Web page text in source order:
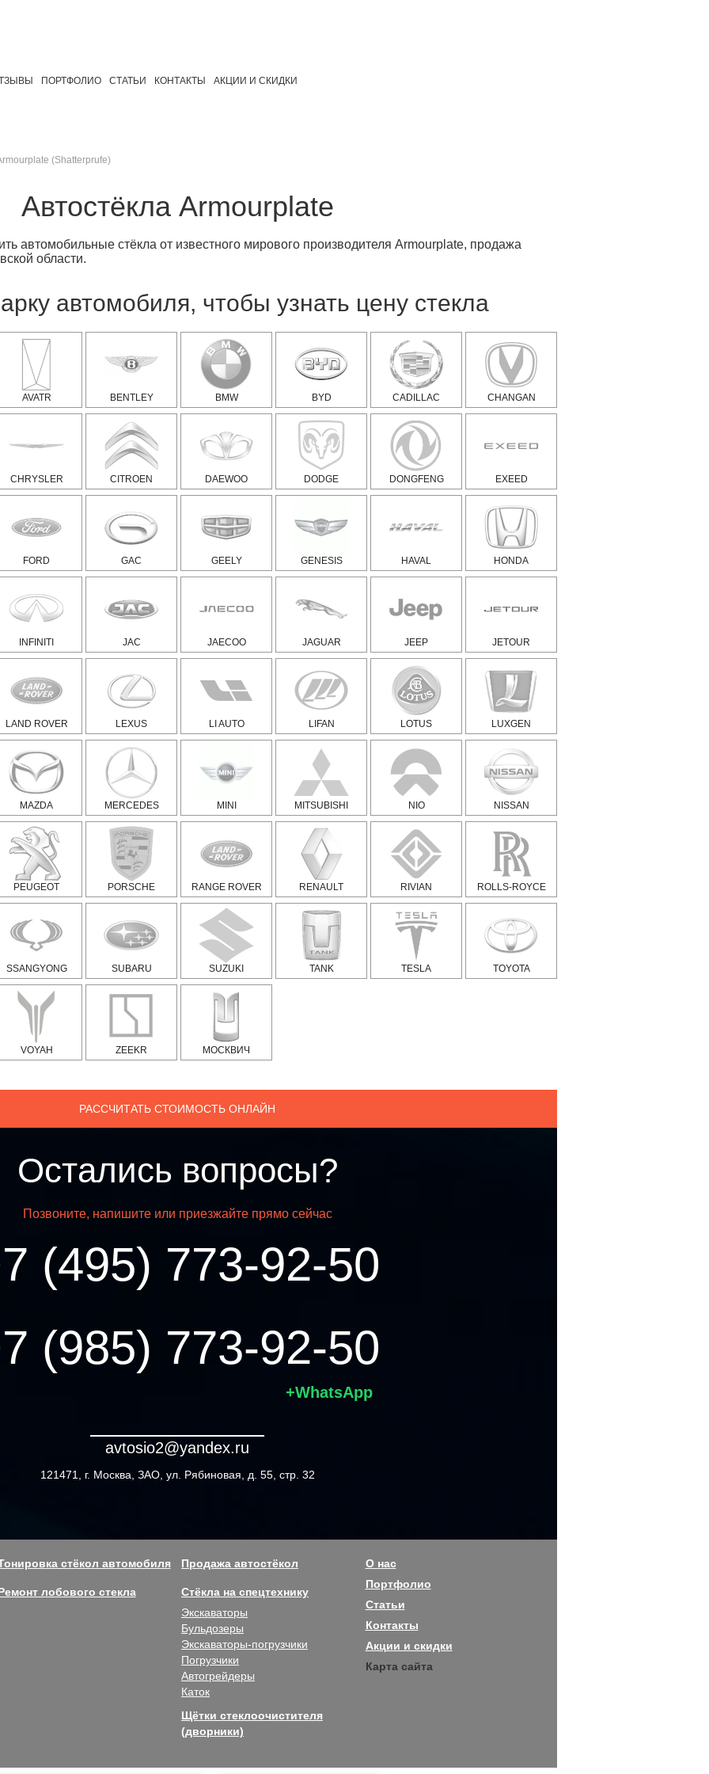
ПОРТФОЛИО СТАТЬИ КОНТАКТЫ АКЦИИ И СКИДКИ
(Shatterprufe)
Автостёкла Armourplate
автомобильные стёкла от известного мирового производителя Armourplate, продажа
области.
автомобиля, чтобы узнать цену стекла
AVATR BENTLEY BMW BYD CADILLAC CHANGAN
CHRYSLER CITROEN DAEWOO DODGE DONGFENG EXEED
FORD GAC GEELY GENESIS HAVAL HONDA
INFINITI JAC JAECOO JAGUAR JEEP JETOUR
LAND ROVER LEXUS LI AUTO LIFAN LOTUS LUXGEN
MAZDA MERCEDES MINI MITSUBISHI NIO NISSAN
PEUGEOT PORSCHE RANGE ROVER RENAULT RIVIAN ROLLS-ROYCE
SSANGYONG SUBARU SUZUKI TANK TESLA TOYOTA
VOYAH ZEEKR МОСКВИЧ
РАССЧИТАТЬ СТОИМОСТЬ ОНЛАЙН
Остались вопросы?
Позвоните, напишите или приезжайте прямо сейчас
(495) 773-92-50
(985) 773-92-50
+WhatsApp
avtosio2@yandex.ru
121471, г. Москва, ЗАО, ул. Рябиновая, д. 55, стр. 32
стёкол автомобиля
лобового стекла
Продажа автостёкол
Стёкла на спецтехнику
Экскаваторы
Бульдозеры
Экскаваторы-погрузчики
Погрузчики
Автогрейдеры
Каток
Щётки стеклоочистителя
(дворники)
О нас
Портфолио
Статьи
Контакты
Акции и скидки
Карта сайта